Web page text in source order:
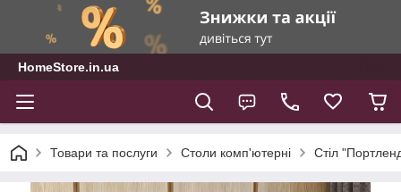
HomeStore.in.ua
Товари та послуги Столи комп'ютерні Стіл